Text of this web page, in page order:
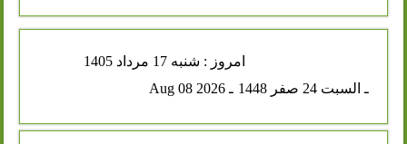
امروز : شنبه 17 مرداد 1405
ـ السبت 24 صفر 1448
ـ Aug 08 2026